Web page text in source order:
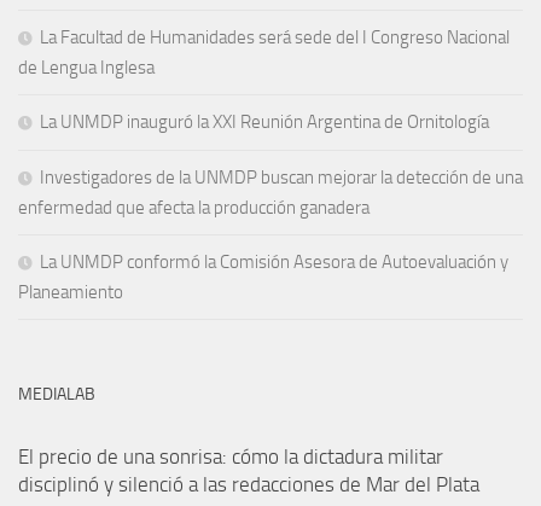
La Facultad de Humanidades será sede del I Congreso Nacional
de Lengua Inglesa
La UNMDP inauguró la XXI Reunión Argentina de Ornitología
Investigadores de la UNMDP buscan mejorar la detección de una
enfermedad que afecta la producción ganadera
La UNMDP conformó la Comisión Asesora de Autoevaluación y
Planeamiento
MEDIALAB
El precio de una sonrisa: cómo la dictadura militar
disciplinó y silenció a las redacciones de Mar del Plata